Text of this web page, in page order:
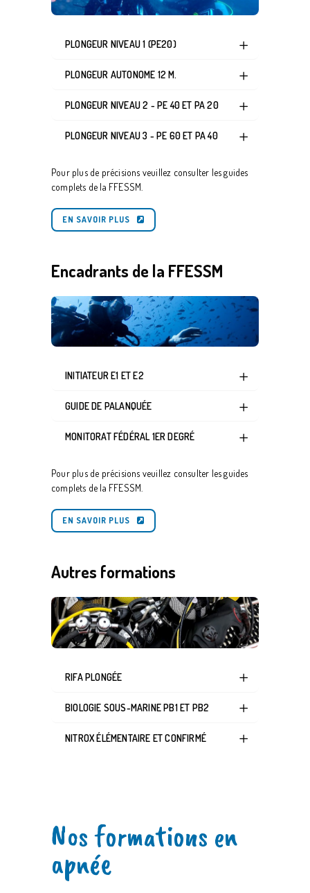
PLONGEUR NIVEAU 1 (PE20)
PLONGEUR AUTONOME 12 M.
PLONGEUR NIVEAU 2 - PE 40 ET PA 20
PLONGEUR NIVEAU 3 - PE 60 ET PA 40
Pour plus de précisions veuillez consulter les guides
complets de la FFESSM.
EN SAVOIR PLUS
Encadrants de la FFESSM
INITIATEUR E1 ET E2
GUIDE DE PALANQUÉE
MONITORAT FÉDÉRAL 1ER DEGRÉ
Pour plus de précisions veuillez consulter les guides
complets de la FFESSM.
EN SAVOIR PLUS
Autres formations
RIFA PLONGÉE
BIOLOGIE SOUS-MARINE PB1 ET PB2
NITROX ÉLÉMENTAIRE ET CONFIRMÉ
Nos formations en
apnée